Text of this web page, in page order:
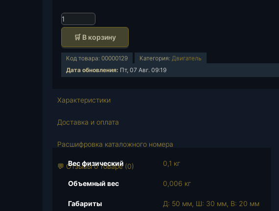
К
о
и
т
о
о
а
🛒 В корзину
Код товара: 00000129 Категория: Двигатель
Дата обновления: Пт, 07 Авг. 09:19
Характеристики
Доставка и оплата
Расшифровка каталожного номера
💬 Отзывы о товаре (0)
Вес физический 0,1 кг
Объемный вес 0,006 кг
Габариты Д: 50 мм, Ш: 30 мм, В: 20 мм